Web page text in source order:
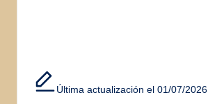
Última actualización el 01/07/2026